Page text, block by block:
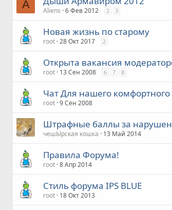
A Aliens 6 Фев 2012 2 3
Новая жизнь по старому
root 28 Окт 2017 2
Открыта вакансия
root 13 Сен 2008 6 7 8
Чат Для нашего
root 9 Сен 2008
Штрафные баллы за
чешЫрская кошка 13 Май 2014
Правила Форума!
root 8 Апр 2014
Стиль форума IPS BLUE
root 18 Окт 2013